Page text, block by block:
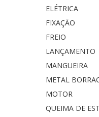
ELÉTRICA
FIXAÇÃO
FREIO
LANÇAMENTO
MANGUEIRA
METAL
MOTOR
QUEIMA DE